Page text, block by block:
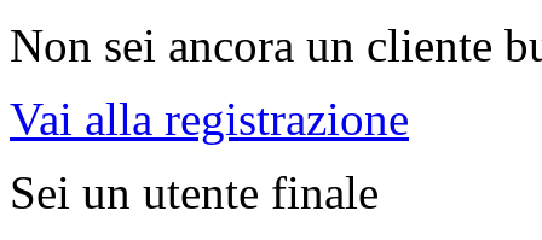
Non sei ancora un cliente
Vai alla registrazione
Sei un utente finale